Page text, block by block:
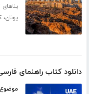
یونان،
دانلود کتاب راهنمای